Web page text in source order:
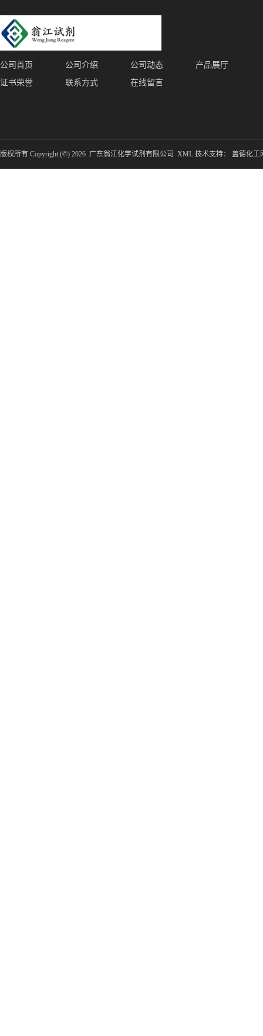
公司首页 公司介绍 公司动态
产品展厅
证书荣誉
联系方式 在线留言
版权所有 Copyright (©) 2026 广东翁江化学试剂有限公司 XML 技术支持： 盖德化工